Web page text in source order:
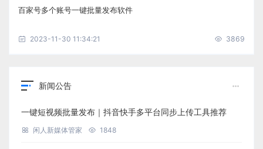
百家号多个账号一键批量发布软件
2023-11-30 11:34:21 3869
新闻公告
一键短视频批量发布｜抖音快手多平台同步上传工具推荐
闲人新媒体管家 1848